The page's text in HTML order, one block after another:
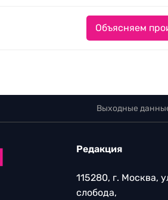
Объясняем
Выходные
Редакция
115280, г. Москва,
слобода,